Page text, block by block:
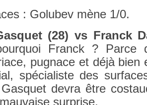
: Golubev mène 1/0.
(28) vs Franck
Franck ? Parce
pug­nace et déjà bien
spécialis­te des
devra être
sur­pr­ise.